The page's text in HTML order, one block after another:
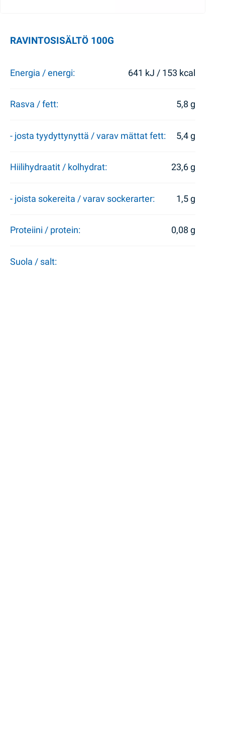
RAVINTOSISÄLTÖ 100G
Energia / energi: 641 kJ / 153 kcal
Rasva / fett: 5,8 g
- josta tyydyttynyttä / varav mättat fett: 5,4 g
Hiilihydraatit / kolhydrat: 23,6 g
- joista sokereita / varav sockerarter: 1,5 g
Proteiini / protein: 0,08 g
Suola / salt: